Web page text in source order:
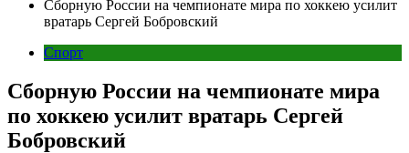
Сборную России на чемпионате мира по хоккею усилит
вратарь Сергей Бобровский
Спорт
Сборную России на чемпионате мира
по хоккею усилит вратарь Сергей
Бобровский